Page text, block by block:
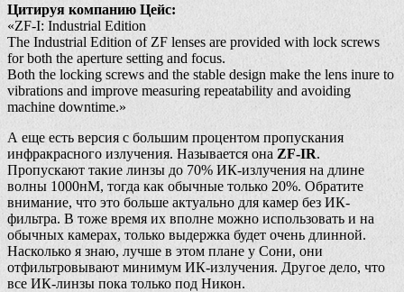
Цитируя компанию Цейс:
«ZF-I: Industrial Edition
The Industrial Edition of ZF lenses are provided with lock screws
for both the aperture setting and focus.
Both the locking screws and the stable design make the lens inure to
vibrations and improve measuring repeatability and avoiding
machine downtime.»
А еще есть версия с большим процентом пропускания
инфракрасного излучения. Называется она ZF-IR.
Пропускают такие линзы до 70% ИК-излучения на длине
волны 1000нМ, тогда как обычные только 20%. Обратите
внимание, что это больше актуально для камер без ИК-
фильтра. В тоже время их вполне можно использовать и на
обычных камерах, только выдержка будет очень длинной.
Насколько я знаю, лучше в этом плане у Сони, они
отфильтровывают минимум ИК-излучения. Другое дело, что
все ИК-линзы пока только под Никон.